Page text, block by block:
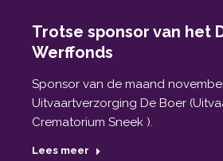
Trotse sponsor van het
Werffonds
Sponsor van de maand
Uitvaartverzorging De Boer
Crematorium Sneek ).
Lees meer